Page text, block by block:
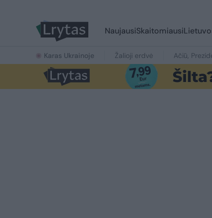
NaujausiSkaitomiausi
Karas Ukrainoje Žalioji erdvė Ačiū,